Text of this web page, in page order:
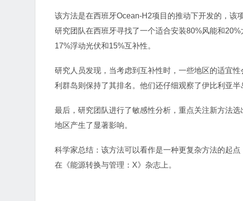
该方法是在西班牙Ocean-H2项目的推动下开发的，该
研究团队在西班牙寻找了一个适合安装80%风能和
17%浮动光伏和15%互补性。
研究人员发现，当考虑到互补性时，一些地区的适宜
利群岛则保持了其排名。他们还仔细观察了伊比利亚
最后，研究团队进行了敏感性分析，重点关注新方法
地区产生了显著影响。
科学家总结：该方法可以看作是一种更复杂方法的起
在《能源转换与管理：X》杂志上。